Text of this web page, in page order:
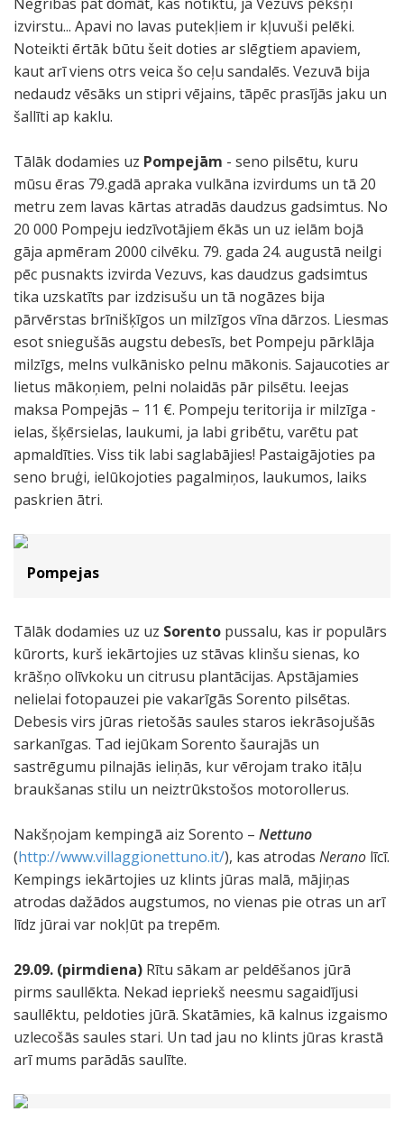
izvirstu... Apavi no lavas putekļiem ir kļuvuši pelēki.
Noteikti ērtāk būtu šeit doties ar slēgtiem apaviem,
kaut arī viens otrs veica šo ceļu sandalēs. Vezuvā bija
nedaudz vēsāks un stipri vējains, tāpēc prasījās jaku un
šallīti ap kaklu.
Tālāk dodamies uz Pompejām - seno pilsētu, kuru
mūsu ēras 79.gadā apraka vulkāna izvirdums un tā 20
metru zem lavas kārtas atradās daudzus gadsimtus. No
20 000 Pompeju iedzīvotājiem ēkās un uz ielām bojā
gāja apmēram 2000 cilvēku. 79. gada 24. augustā neilgi
pēc pusnakts izvirda Vezuvs, kas daudzus gadsimtus
tika uzskatīts par izdzisušu un tā nogāzes bija
pārvērstas brīnišķīgos un milzīgos vīna dārzos. Liesmas
esot sniegušās augstu debesīs, bet Pompeju pārklāja
milzīgs, melns vulkānisko pelnu mākonis. Sajaucoties ar
lietus mākoņiem, pelni nolaidās pār pilsētu. Ieejas
maksa Pompejās – 11 €. Pompeju teritorija ir milzīga -
ielas, šķērsielas, laukumi, ja labi gribētu, varētu pat
apmaldīties. Viss tik labi saglabājies! Pastaigājoties pa
seno bruģi, ielūkojoties pagalmiņos, laukumos, laiks
paskrien ātri.
Pompejas
Tālāk dodamies uz uz Sorento pussalu, kas ir populārs
kūrorts, kurš iekārtojies uz stāvas klinšu sienas, ko
krāšņo olīvkoku un citrusu plantācijas. Apstājamies
nelielai fotopauzei pie vakarīgās Sorento pilsētas.
Debesis virs jūras rietošās saules staros iekrāsojušās
sarkanīgas. Tad iejūkam Sorento šaurajās un
sastrēgumu pilnajās ieliņās, kur vērojam trako itāļu
braukšanas stilu un neiztrūkstošos motorollerus.
Nakšņojam kempingā aiz Sorento – Nettuno
(http://www.villaggionettuno.it/), kas atrodas Nerano līcī.
Kempings iekārtojies uz klints jūras malā, mājiņas
atrodas dažādos augstumos, no vienas pie otras un arī
līdz jūrai var nokļūt pa trepēm.
29.09. (pirmdiena) Rītu sākam ar peldēšanos jūrā
pirms saullēkta. Nekad iepriekš neesmu sagaidījusi
saullēktu, peldoties jūrā. Skatāmies, kā kalnus izgaismo
uzlecošās saules stari. Un tad jau no klints jūras krastā
arī mums parādās saulīte.